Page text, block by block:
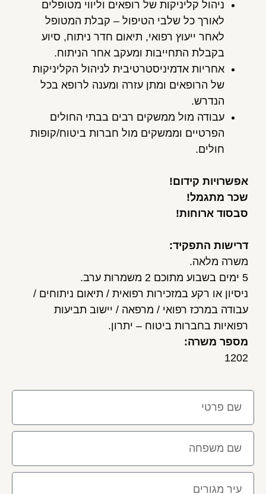
ניהול קליניקות של רופאים וליווי מטופלים
לאורך כל שלבי הטיפול – קבלת המטופל
לאחר ייעוץ רפואי, תיאום חדר ניתוח, סיוע
בקבלת התחייבות ומעקב אחר הניתוח.
אחריות אדמיניסטרטיבית לניהול הקליניקות
של הרופאים ומתן עזרה ומענה לרופא בכל
הנדרש.
עבודה מול ממשקים רבים בבתי החולים
הפרטיים וממשקים מול חברות ביטוח/קופות
חולים.
אפשרויות קידום!
שכר מתגמל!
סבסוד ארוחות!
דרישות התפקיד:
משרה מלאה.
5 ימים בשבוע מתוכם 2 משמרות ערב.
ניסיון או רקע במזכירות רפואית / תיאום ניתוחים /
עבודה במרכז רפואי / מרפאה / יישוב תביעות
רפואיות בחברות ביטוח – יתרון.
מספר משרה:
1202